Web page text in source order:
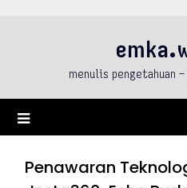
menulis pengetahuan
Penawaran